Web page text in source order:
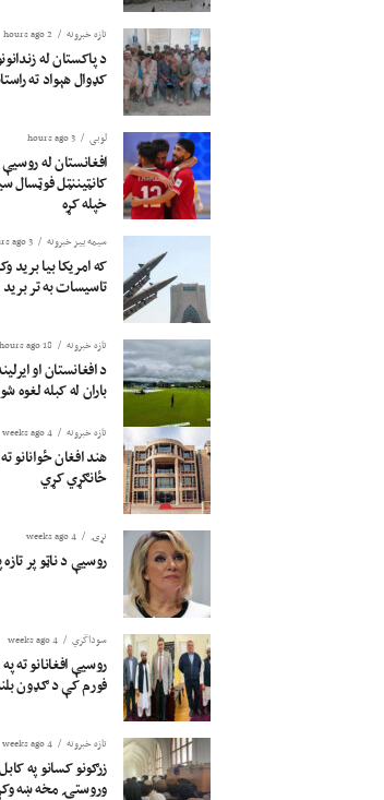
تازه خبرونه 2 hours ago
کډوال هېواد ته
لوبی 3 hours ago
افغانستان له
کانټیننټل فوټسال
خپله کړه
سیمه ییز خبرونه 3 hours ago
که امریکا بیا برید
تاسیسات به تر
تازه خبرونه 18 hours ago
د افغانستان او
باران له کبله لغوه
تازه خبرونه 4 weeks ago
هند افغان ځوانانو
ځانګړي کړي
نړۍ 4 weeks ago
روسیې د ناټو پر
سوداگري 4 weeks ago
روسیې افغانانو ته
فورم کې د ګډون
تازه خبرونه 4 weeks ago
زرګونو کسانو په
وروستۍ مخه ښه